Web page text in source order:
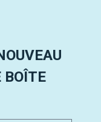
BOÎTE